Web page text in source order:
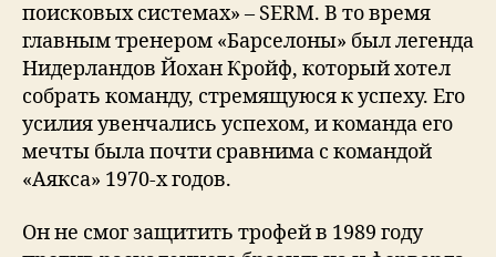
поисковых системах» – SERM. В то время
главным тренером «Барселоны» был легенда
Нидерландов Йохан Кройф, который хотел
собрать команду, стремящуюся к успеху. Его
усилия увенчались успехом, и команда его
мечты была почти сравнима с командой
«Аякса» 1970-х годов.
Он не смог защитить трофей в 1989 году